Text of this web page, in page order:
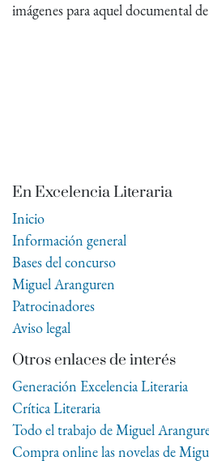
imágenes para aquel documental
En Excelencia Literaria
Inicio
Información general
Bases del concurso
Miguel Aranguren
Patrocinadores
Aviso legal
Otros enlaces de interés
Generación Excelencia Literaria
Crítica Literaria
Todo el trabajo de Miguel
Compra online las novelas de